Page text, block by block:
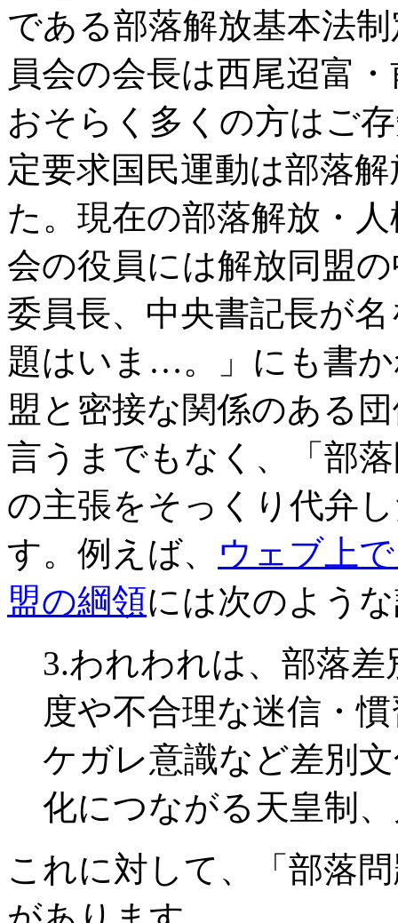
である部落解放基本法
員会の会長は西尾迢富
おそらく多くの方はご
定要求国民運動は部落
た。現在の部落解放・
会の役員には解放同盟
委員長、中央書記長が
題はいま…。」にも書
盟と密接な関係のある
言うまでもなく、「部
の主張をそっくり代弁
す。例えば、 ウェブ上
盟の綱領には次のよう
3.われわれは、部落
度や不合理な迷信・
ケガレ意識など差別
化につながる天皇制
これに対して、「部落